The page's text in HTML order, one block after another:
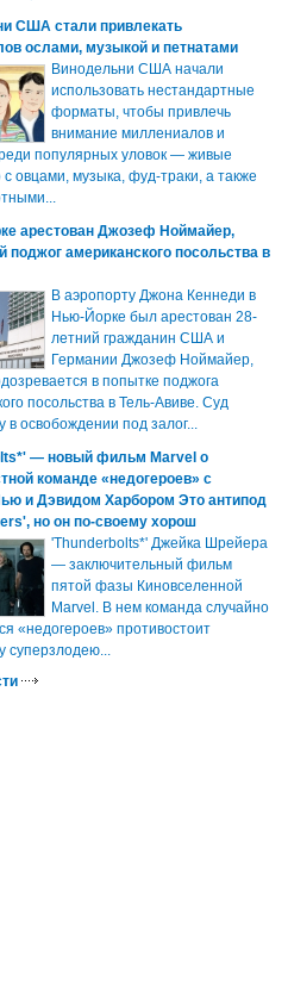
США стали привлекать
ослами, музыкой и петнатами
Винодельни США начали
использовать нестандартные
форматы, чтобы привлечь
внимание миллениалов и
популярных уловок — живые
овцами, музыка, фуд-траки, а также
арестован Джозеф Ноймайер,
поджог американского посольства в
В аэропорту Джона Кеннеди в
Нью-Йорке был арестован 28-
летний гражданин США и
Германии Джозеф Ноймайер,
в попытке поджога
посольства в Тель-Авиве. Суд
в освобождении под залог...
— новый фильм Marvel о
команде «недогероев» с
и Дэвидом Харбором Это антипод
но он по-своему хорош
'Thunderbolts*' Джейка Шрейера
— заключительный фильм
пятой фазы Киновселенной
Marvel. В нем команда случайно
«недогероев» противостоит
суперзлодею...